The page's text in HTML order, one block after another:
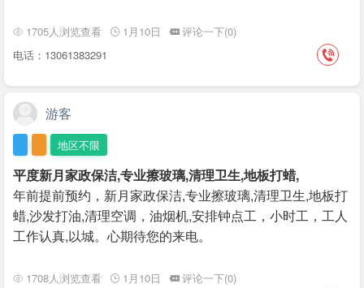
1705人浏览查看 1月10日
评论一下(0)
电话：13061383291
游客
地区不限
平度新月家政保洁,专业擦玻璃,清理卫生,地板打蜡,
年前提前预约，新月家政保洁,专业擦玻璃,清理卫生,地板打
蜡,沙发打油,清理空调，油烟机,安排钟点工，小时工，工人
工作认真,以城。心期待您的来电。
1708人浏览查看 1月10日
评论一下(0)